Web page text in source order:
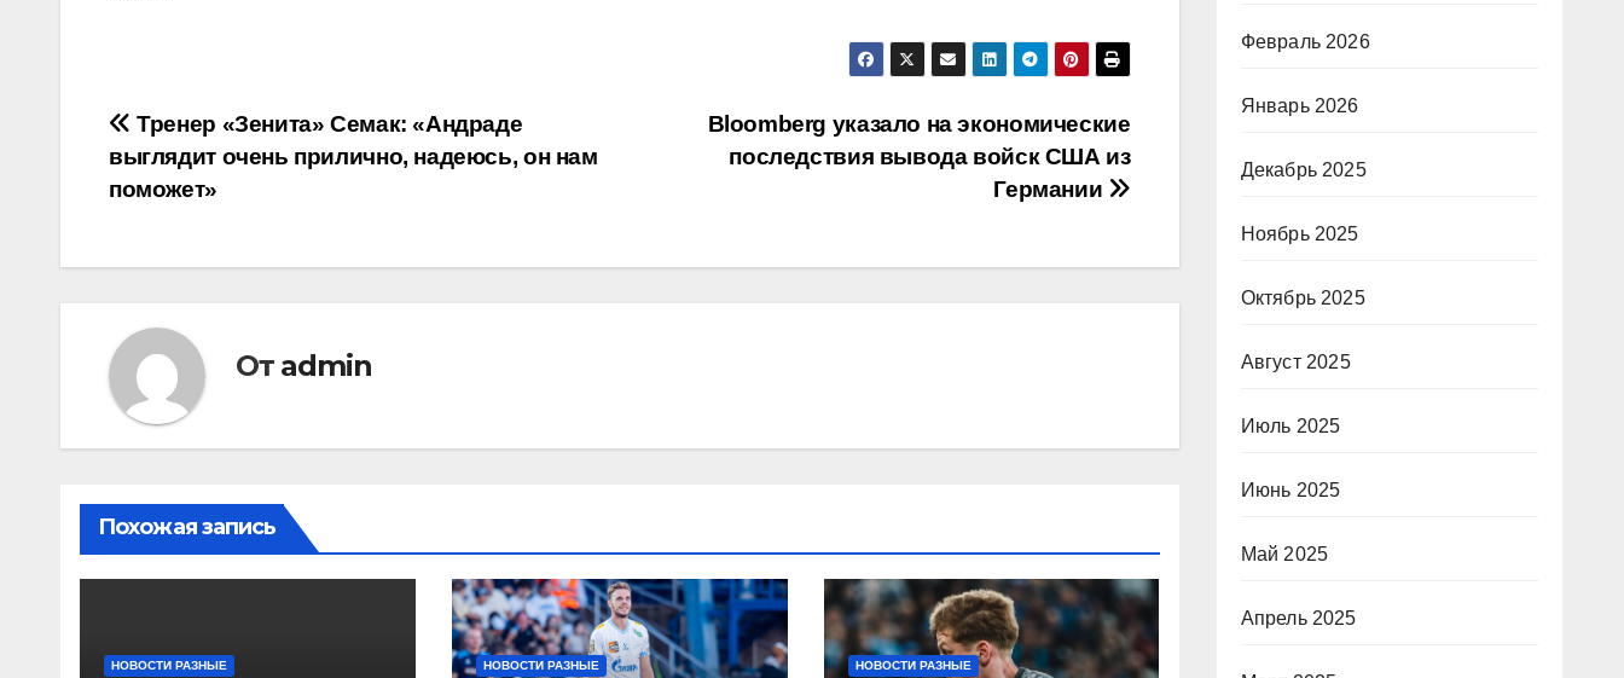
Навигация
по
Bloomberg указало на экономические
последствия вывода войск США из
Германии
Тренер «Зенита» Семак: «Андраде
выглядит очень прилично, надеюсь, он нам
поможет»
От admin
Похожая запись
НОВОСТИ РАЗНЫЕ НОВОСТИ РАЗНЫЕ НОВОСТИ РАЗНЫЕ
Февраль 2026
Январь 2026
Декабрь 2025
Ноябрь 2025
Октябрь 2025
Август 2025
Июль 2025
Июнь 2025
Май 2025
Апрель 2025